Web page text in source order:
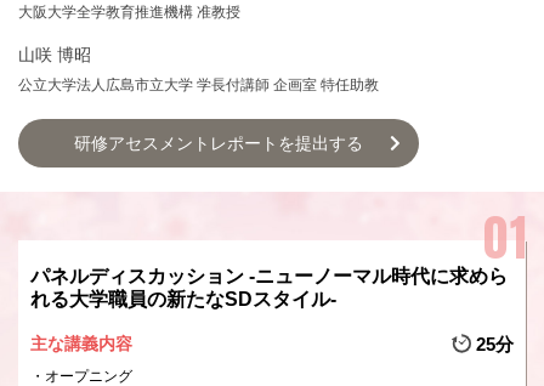
大阪大学全学教育推進機構 准教授
山咲 博昭
公立大学法人広島市立大学 学長付講師 企画室 特任助教
研修アセスメントレポートを提出する
パネルディスカッション -ニューノーマル時代に求めら
れる大学職員の新たなSDスタイル-
主な講義内容 25分
オープニング